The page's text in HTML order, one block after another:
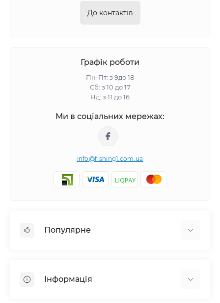
До контактів
Графік роботи
Пн-Пт: з 9до 18
Сб: з 10 до 17
Нд: з 11 до 16
Ми в соціальних мережах:
info@fishing1.com.ua
Популярне
Спінінгова та серфова риболовля
Інформація